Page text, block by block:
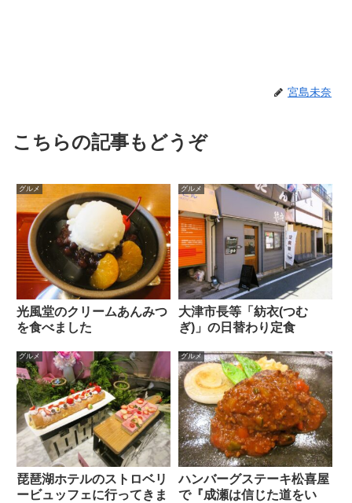
宮島未奈
こちらの記事もどうぞ
グルメ
光風堂のクリームあんみつ
を食べました
グルメ
大津市長等「紡衣(つむ
ぎ)」の日替わり定食
グルメ
琵琶湖ホテルのストロベリ
ービュッフェに行ってきま
グルメ
ハンバーグステーキ松喜屋
で『成瀬は信じた道をい